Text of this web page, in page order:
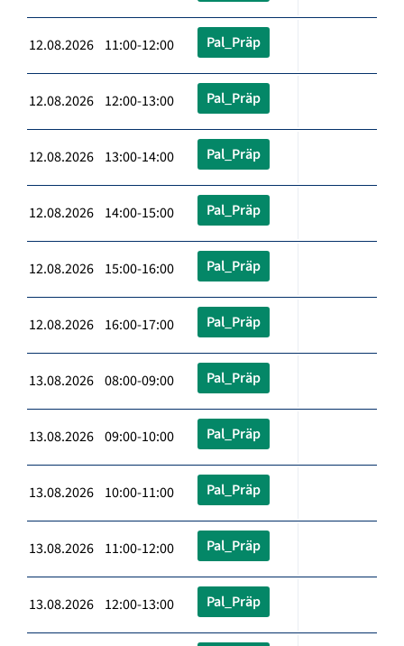
12.08.2026 11:00-12:00 Pal_Präp
12.08.2026 12:00-13:00 Pal_Präp
12.08.2026 13:00-14:00 Pal_Präp
12.08.2026 14:00-15:00 Pal_Präp
12.08.2026 15:00-16:00 Pal_Präp
12.08.2026 16:00-17:00 Pal_Präp
13.08.2026 08:00-09:00 Pal_Präp
13.08.2026 09:00-10:00 Pal_Präp
13.08.2026 10:00-11:00 Pal_Präp
13.08.2026 11:00-12:00 Pal_Präp
13.08.2026 12:00-13:00 Pal_Präp